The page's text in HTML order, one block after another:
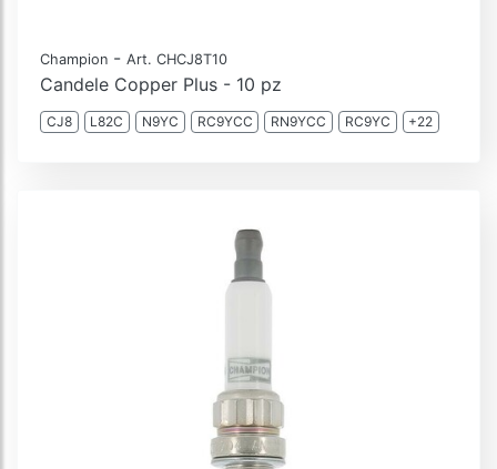
Champion - Art. CHCJ8T10
Candele Copper Plus - 10 pz
CJ8 L82C N9YC RC9YCC RN9YCC RC9YC +22